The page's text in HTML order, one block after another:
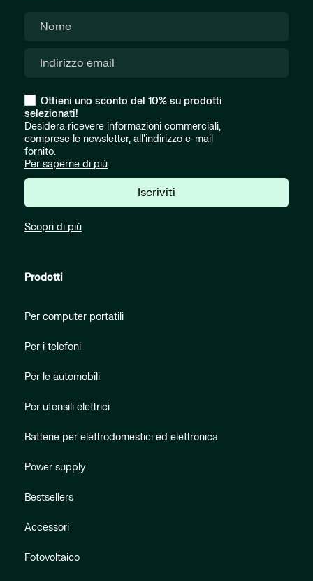
Ottieni uno sconto del 10% su prodotti
selezionati!
Desidera ricevere informazioni commerciali,
comprese le newsletter, all'indirizzo e-mail
fornito.
Per saperne di più
Iscriviti
Scopri di più
Prodotti
Per computer portatili
Per i telefoni
Per le automobili
Per utensili elettrici
Batterie per elettrodomestici ed elettronica
Power supply
Bestsellers
Accessori
Fotovoltaico